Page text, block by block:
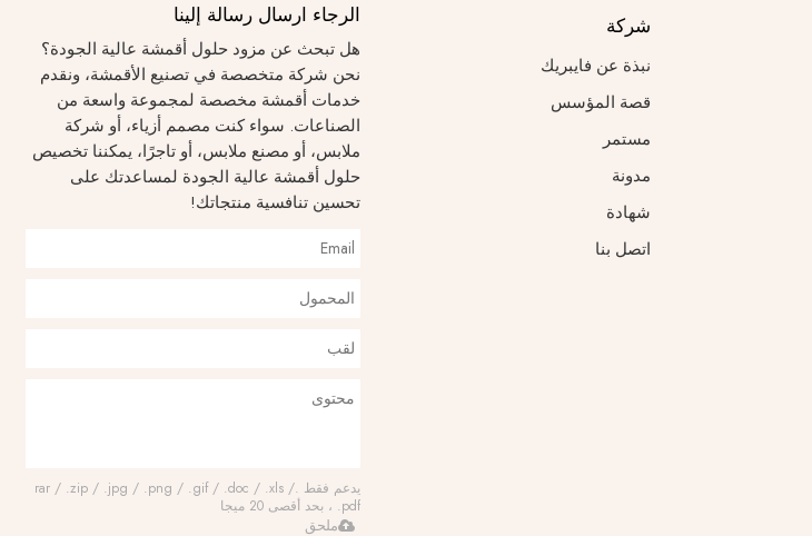
شركة
نبذة عن فايبريك
قصة المؤسس
مستمر
مدونة
شهادة
اتصل بنا
الرجاء ارسال رسالة إلينا
هل تبحث عن مزود حلول أقمشة عالية الجودة؟
نحن شركة متخصصة في تصنيع الأقمشة، ونقدم
خدمات أقمشة مخصصة لمجموعة واسعة من
الصناعات. سواء كنت مصمم أزياء، أو شركة
ملابس، أو مصنع ملابس، أو تاجرًا، يمكننا تخصيص
حلول أقمشة عالية الجودة لمساعدتك على
تحسين تنافسية منتجاتك!
يدعم فقط .rar / .zip / .jpg / .png / .gif / .doc / .xls /
.pdf ، بحد أقصى 20 ميجا
ملحق